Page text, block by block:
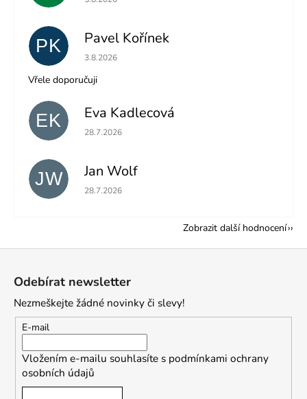
PK Pavel Kořínek
Hodnocení obchodu je 5 z 5 hvězdiček.
3.8.2026
Vřele doporučuji
EK Eva Kadlecová
Hodnocení obchodu je 5 z 5 hvězdiček.
28.7.2026
JW Jan Wolf
Hodnocení obchodu je 5 z 5 hvězdiček.
28.7.2026
Zobrazit další hodnocení
Odebírat newsletter
Nezmeškejte žádné novinky či slevy!
E-mail
Vložením e-mailu souhlasíte s podmínkami ochrany
osobních údajů